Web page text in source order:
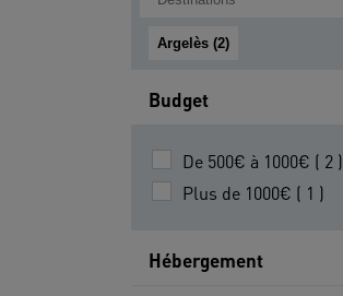
Argelès (2)
Budget
De 500€ à 1000€ ( 2 )
Plus de 1000€ ( 1 )
Hébergement